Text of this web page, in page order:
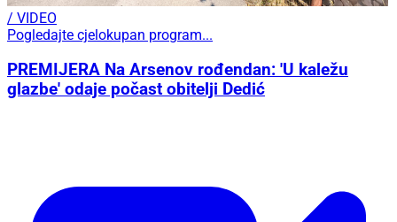
/ VIDEO
Pogledajte cjelokupan program...
PREMIJERA Na Arsenov rođendan: 'U kaležu
glazbe' odaje počast obitelji Dedić